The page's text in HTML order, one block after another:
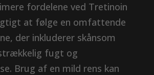
fordelene ved Tretinoin
at følge en omfattende
der inkluderer skånsom
fugt og
Brug af en mild rens kan